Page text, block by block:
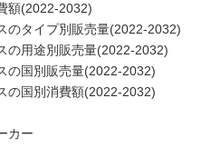
額(2022-2032)
のタイプ別販売量(2022-2032)
の用途別販売量(2022-2032)
の国別販売量(2022-2032)
の国別消費額(2022-2032)
カー